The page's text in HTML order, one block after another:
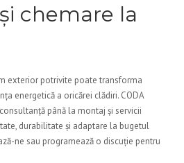
chemare la
exterior potrivite poate transforma
energetică a oricărei clădiri. CODA
până la montaj și servicii
durabilitate și adaptare la bugetul
ne sau programează o discuție pentru